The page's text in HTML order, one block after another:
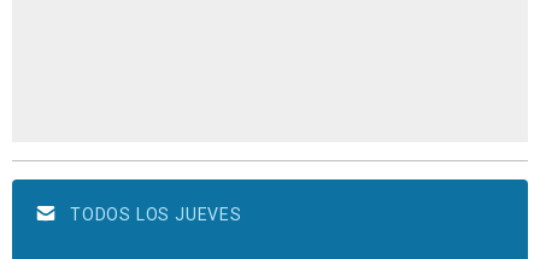
TODOS LOS JUEVES